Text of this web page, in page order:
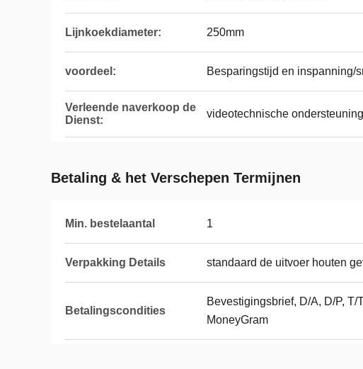
Lijnkoekdiameter: 250mm
voordeel: Besparingstijd en inspanning/
Verleende naverkoop de
Dienst:
videotechnische
Betaling & het Verschepen Termijnen
Min. bestelaantal 1
Verpakking Details standaard de uitvoer houten
Betalingscondities
Bevestigingsbrief, D/A, D/P, T/
MoneyGram